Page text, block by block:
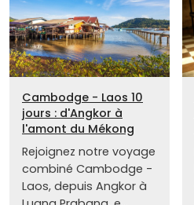
Cambodge - Laos 10
jours : d'Angkor à
l'amont du Mékong
Rejoignez notre voyage
combiné Cambodge -
Laos, depuis Angkor à